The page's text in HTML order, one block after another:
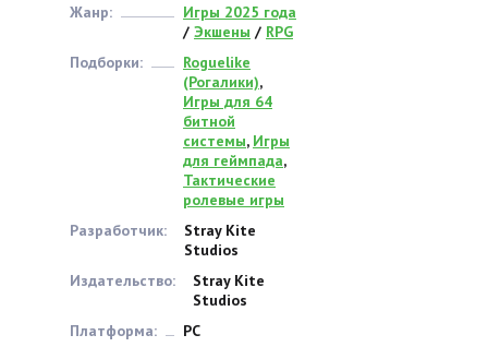
Жанр:
Игры 2025 года
/ Экшены / RPG
Подборки:
Roguelike
(Рогалики),
Игры для 64
битной
системы, Игры
для геймпада,
Тактические
ролевые игры
Разработчик:
Stray Kite
Studios
Издательство:
Stray Kite
Studios
Платформа:
PC